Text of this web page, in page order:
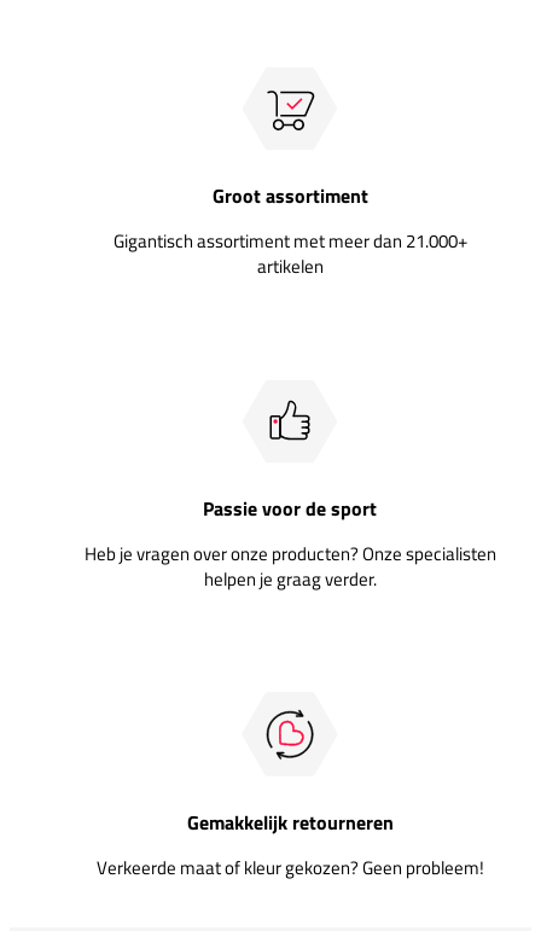
Groot assortiment
Gigantisch assortiment met meer dan 21.000+
artikelen
Passie voor de sport
Heb je vragen over onze producten? Onze specialisten
helpen je graag verder.
Gemakkelijk retourneren
Verkeerde maat of kleur gekozen? Geen probleem!